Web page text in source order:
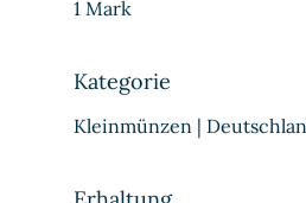
1 Mark
Kategorie
Kleinmünzen |